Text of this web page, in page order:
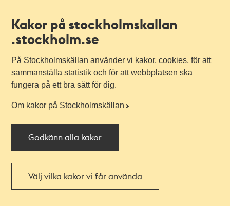
Kakor på stockholmskallan
.stockholm.se
På Stockholmskällan använder vi kakor, cookies, för att
sammanställa statistik och för att webbplatsen ska
fungera på ett bra sätt för dig.
Om kakor på Stockholmskällan
Godkänn alla kakor
Välj vilka kakor vi får använda